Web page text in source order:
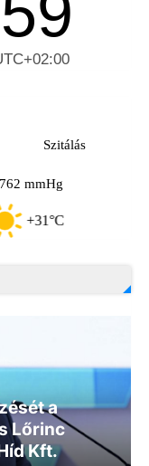
Szitálás
762 mmHg
a
Lőrinc
Kft.